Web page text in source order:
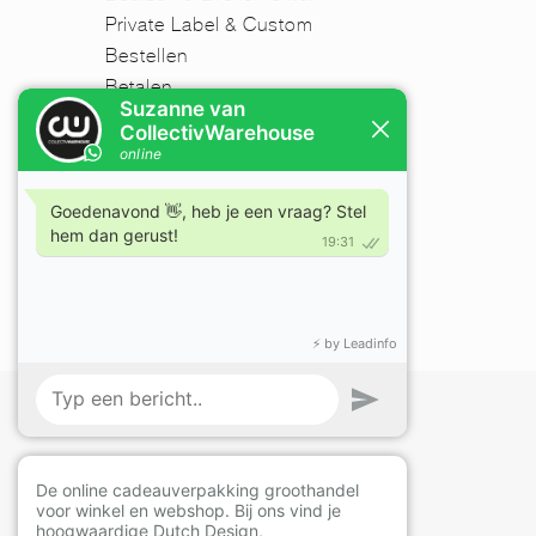
Private Label & Custom
Bestellen
Betalen
Verzenden
Retourneren
FAQ
Nieuwsbrief